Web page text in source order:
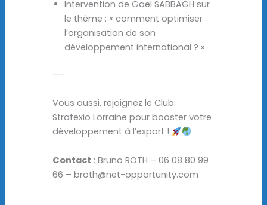
Intervention de Gaël SABBAGH sur
le thème : « comment optimiser
l’organisation de son
développement international ? ».
—-
Vous aussi, rejoignez le Club
Stratexio Lorraine pour booster votre
développement à l’export !
Contact : Bruno ROTH – 06 08 80 99
66 – broth@net-opportunity.com